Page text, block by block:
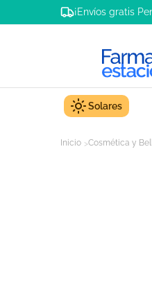
¡Envíos gratis
Solares
Inicio Cosmética y